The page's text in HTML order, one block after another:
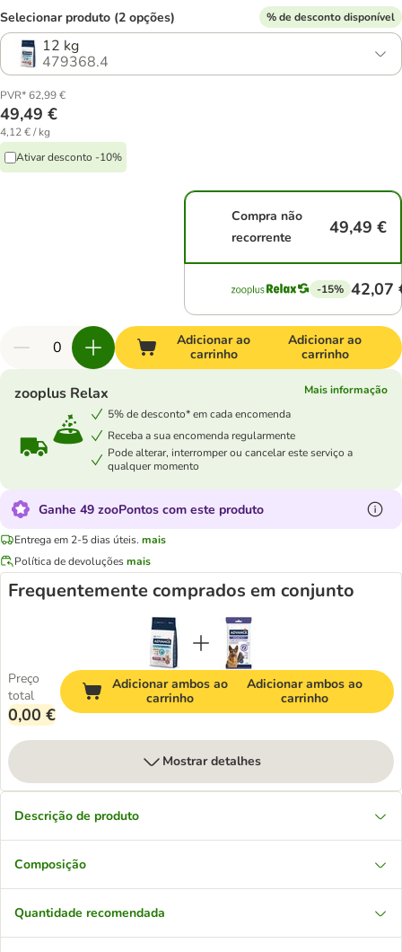
Selecionar produto (2 opções) % de desconto disponível
12 kg
479368.4
PVR* 62,99 €
49,49 €
4,12 € / kg
Ativar desconto -10%
Compra não
recorrente
49,49 €
-15% 42,07
Adicionar ao
carrinho
Adicionar ao
carrinho
zooplus Relax
Mais informação
5% de desconto* em cada encomenda
Receba a sua encomenda regularmente
Pode alterar, interromper ou cancelar este serviço a
qualquer momento
Ganhe 49 zooPontos com este produto
Entrega em 2-5 dias úteis. mais
Política de devoluçõesmais
Frequentemente comprados em conjunto
Preço
total
0,00 €
Adicionar ambos ao
carrinho
Adicionar ambos ao
carrinho
Mostrar detalhes
Descrição de produto
Composição
Quantidade recomendada